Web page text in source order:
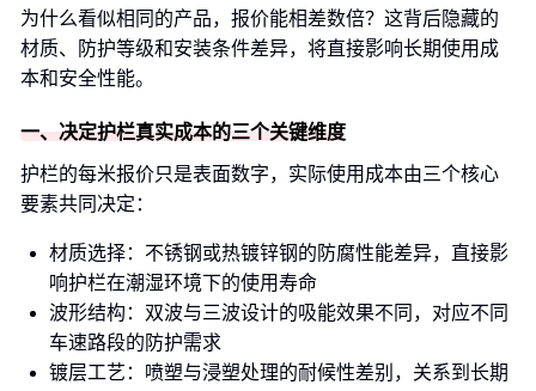
为什么看似相同的产品，报价能相差数倍？这背后隐藏的
材质、防护等级和安装条件差异，将直接影响长期使用成
本和安全性能。
一、决定护栏真实成本的三个关键维度
护栏的每米报价只是表面数字，实际使用成本由三个核心
要素共同决定：
材质选择：不锈钢或热镀锌钢的防腐性能差异，直接影
响护栏在潮湿环境下的使用寿命
波形结构：双波与三波设计的吸能效果不同，对应不同
车速路段的防护需求
镀层工艺：喷塑与浸塑处理的耐候性差别，关系到长期